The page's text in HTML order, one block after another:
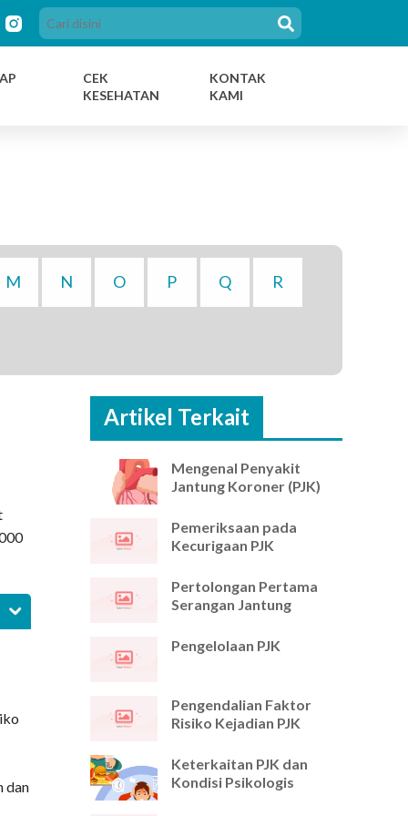
CEK
KESEHATAN
KONTAK
KAMI
M N O P Q R
dan
Artikel Terkait
Mengenal Penyakit
Jantung Koroner (PJK)
Pemeriksaan pada
Kecurigaan PJK
Pertolongan Pertama
Serangan Jantung
Pengelolaan PJK
Pengendalian Faktor
Risiko Kejadian PJK
Keterkaitan PJK dan
Kondisi Psikologis